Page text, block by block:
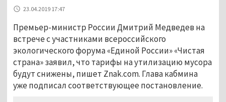
23.04.2019 17:47
Премьер-министр России Дмитрий Медведев на
встрече с участниками всероссийского
экологического форума «Единой России» «Чистая
страна» заявил, что тарифы на утилизацию мусора
будут снижены, пишет Znak.com. Глава кабмина
уже подписал соответствующее постановление.